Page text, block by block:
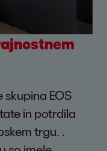
EOS
in potrdila
trgu. .